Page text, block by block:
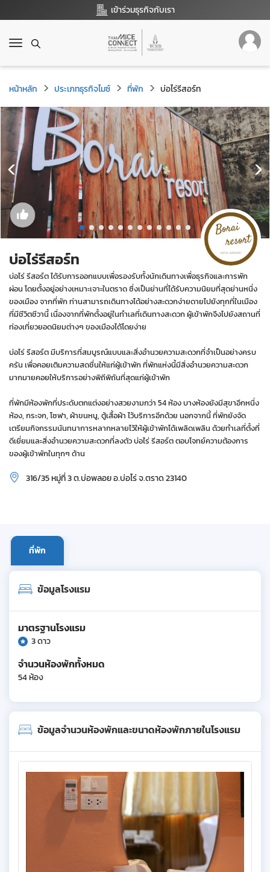
เข้าร่วมธุรกิจกับเรา
T
g
g
l
e
a
v
i
g
a
i
o
หน้าหลัก ประเภทธุรกิจไมซ์ ที่พัก บ่อไร่รีสอร์ท
บ่อไร่รีสอร์ท
บ่อไร่ รีสอร์ต ได้รับการออกแบบเพื่อรองรับทั้งนักเดินทางเพื่อธุรกิจและการพัก
ผ่อน โดยตั้งอยู่อย่างเหมาะเจาะในตราด ซึ่งเป็นย่านที่ได้รับความนิยมที่สุดย่านหนึ่ง
ของเมือง จากที่พัก ท่านสามารถเดินทางได้อย่างสะดวกง่ายดายไปยังทุกที่ในเมือง
ที่มีชีวิตชีวานี้ เนื่องจากที่พักตั้งอยู่ในทำเลที่เดินทางสะดวก ผู้เข้าพักจึงไปยังสถานที่
ท่องเที่ยวยอดนิยมต่างๆ ของเมืองได้โดยง่าย
บ่อไร่ รีสอร์ต มีบริการที่สมบูรณ์แบบและสิ่งอำนวยความสะดวกที่จำเป็นอย่างครบ
ครัน เพื่อคอยเติมความสดชื่นให้แก่ผู้เข้าพัก ที่พักแห่งนี้มีสิ่งอำนวยความสะดวก
มากมายคอยให้บริการอย่างพิถีพิถันที่สุดแก่ผู้เข้าพัก
ที่พักมีห้องพักที่ประดับตกแต่งอย่างสวยงามกว่า 54 ห้อง บางห้องยังมีสุขาอีกหนึ่ง
ห้อง, กระจก, โซฟา, ผ้าขนหนู, ตู้เสื้อผ้า ไว้บริการอีกด้วย นอกจากนี้ ที่พักยังจัด
เตรียมกิจกรรมนันทนาการหลากหลายไว้ให้ผู้เข้าพักได้เพลิดเพลิน ด้วยทำเลที่ตั้งที่
ดีเยี่ยมและสิ่งอำนวยความสะดวกที่ลงตัว บ่อไร่ รีสอร์ต ตอบโจทย์ความต้องการ
ของผู้เข้าพักในทุกๆ ด้าน
316/35 หมู่ที่ 3 ต.บ่อพลอย อ.บ่อไร่ จ.ตราด 23140
ที่พัก
ข้อมูลโรงแรม
มาตรฐานโรงแรม
3 ดาว
จำนวนห้องพักทั้งหมด
54 ห้อง
ข้อมูลจำนวนห้องพักและขนาดห้องพักภายในโรงแรม